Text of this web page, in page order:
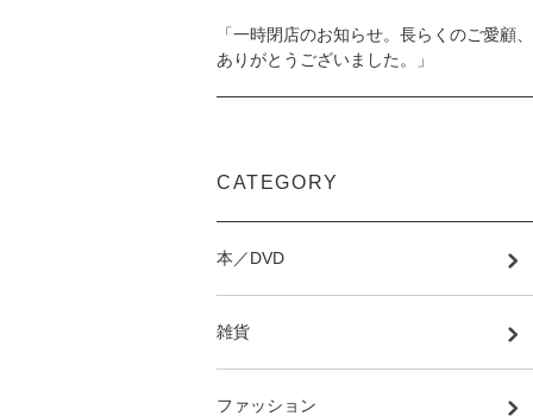
「一時閉店のお知らせ。長らくのご愛顧、
ありがとうございました。」
CATEGORY
本／DVD
雑貨
ファッション